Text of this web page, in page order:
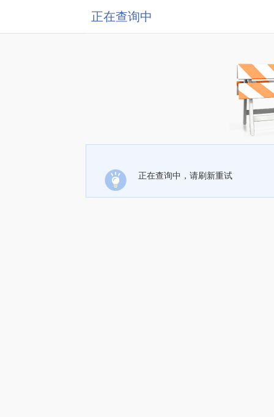
正在查询中
正在查询中，请刷新重试